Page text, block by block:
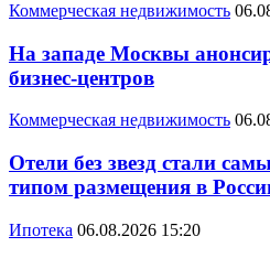
Коммерческая недвижимость
На западе Москвы
бизнес-центров
Коммерческая недвижимость
Отели без звезд стали
типом размещения в
Ипотека 06.08.2026 15:20